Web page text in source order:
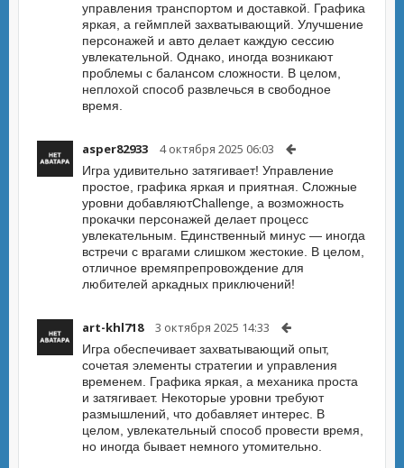
управления транспортом и доставкой. Графика
яркая, а геймплей захватывающий. Улучшение
персонажей и авто делает каждую сессию
увлекательной. Однако, иногда возникают
проблемы с балансом сложности. В целом,
неплохой способ развлечься в свободное
время.
asper82933 4 октября 2025 06:03
Игра удивительно затягивает! Управление
простое, графика яркая и приятная. Сложные
уровни добавляютChallenge, а возможность
прокачки персонажей делает процесс
увлекательным. Единственный минус — иногда
встречи с врагами слишком жестокие. В целом,
отличное времяпрепровождение для
любителей аркадных приключений!
art-khl718 3 октября 2025 14:33
Игра обеспечивает захватывающий опыт,
сочетая элементы стратегии и управления
временем. Графика яркая, а механика проста
и затягивает. Некоторые уровни требуют
размышлений, что добавляет интерес. В
целом, увлекательный способ провести время,
но иногда бывает немного утомительно.